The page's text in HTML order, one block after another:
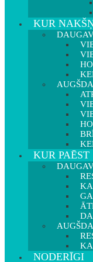
KUR
KUR PAĒST
NODERĪGI